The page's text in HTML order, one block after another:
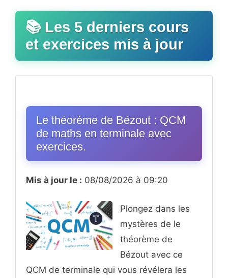
📚 Les 5 derniers cours
et exercices mis à jour
Le théorème de Bézout : QCM
de maths en terminale avec
exercices.
Mis à jour le : 08/08/2026 à 09:20
Plongez dans les
mystères de le
théorème de
Bézout avec ce
QCM de terminale qui vous révélera les